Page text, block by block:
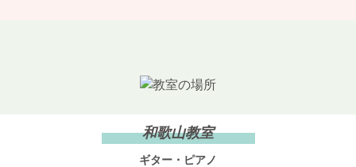
和歌山教室
ギター・ピアノ